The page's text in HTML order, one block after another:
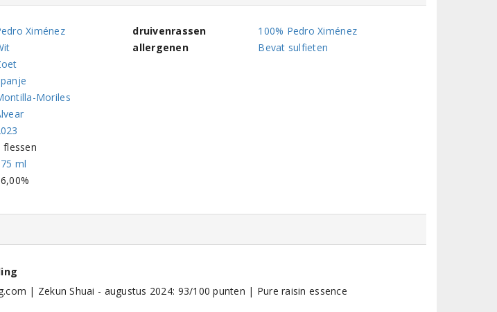
Ximénez
Moriles
flessen
ml
druivenrassen
100% Pedro Ximénez
allergenen
Bevat sulfieten
| Zekun Shuai - augustus 2024: 93/100 punten | Pure raisin essence